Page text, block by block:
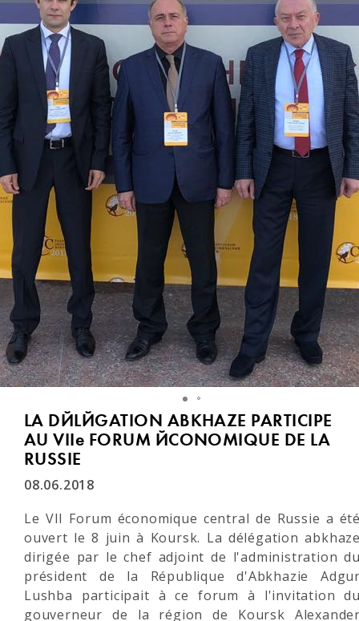
LA DÉLÉGATION ABKHAZE PARTICIPE
AU VIIe FORUM ÉCONOMIQUE DE LA
RUSSIE
08.06.2018
Le VII Forum économique central de Russie a
ouvert le 8 juin à Koursk. La délégation
dirigée par le chef adjoint de l'administration
président de la République d'Abkhazie
Lushba participait à ce forum à l'invitation
gouverneur de la région de Koursk